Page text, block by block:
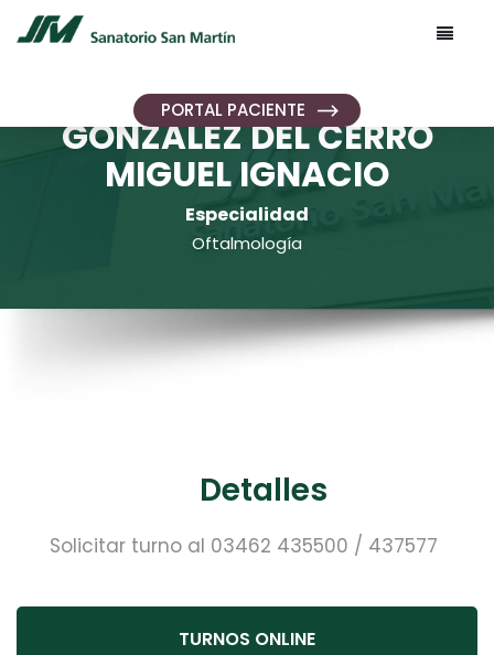
PORTAL PACIENTE
GONZALEZ DEL CERRO
MIGUEL IGNACIO
Especialidad
Oftalmología
Detalles
Solicitar turno al 03462 435500 / 437577
TURNOS ONLINE